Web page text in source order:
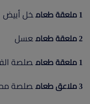
1 ملعقة طعام خل أبيض
2 ملعقة طعام عسل
1 ملعقة طعام صلصة
3 ملاعق طعام صلصة